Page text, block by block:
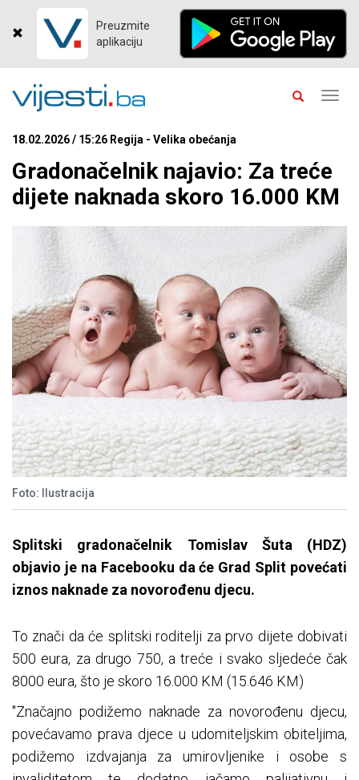
Preuzmite
aplikaciju
18.02.2026 / 15:26 Regija - Velika obećanja
Gradonačelnik najavio: Za treće
dijete naknada skoro 16.000 KM
Foto: Ilustracija
Splitski gradonačelnik Tomislav Šuta (HDZ)
objavio je na Facebooku da će Grad Split povećati
iznos naknade za novorođenu djecu.
To znači da će splitski roditelji za prvo dijete dobivati
500 eura, za drugo 750, a treće i svako sljedeće čak
8000 eura, što je skoro 16.000 KM (15.646 KM)
"Značajno podižemo naknade za novorođenu djecu,
povećavamo prava djece u udomiteljskim obiteljima,
podižemo izdvajanja za umirovljenike i osobe s